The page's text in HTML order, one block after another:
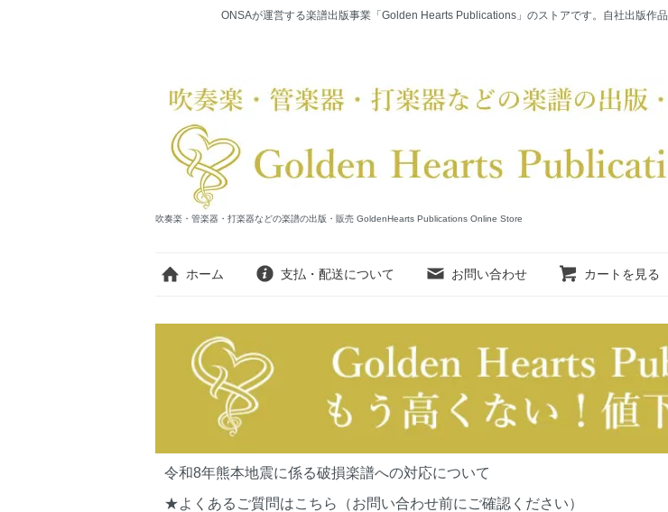
ONSAが運営する楽譜出版事業「Golden Hearts Publications」のストアです。自社出版作
吹奏楽・管楽器・打楽器などの楽譜の出版・販売 GoldenHearts Publications Online Store
ホーム 支払・配送について お問い合わせ カートを見る
令和8年熊本地震に係る破損楽譜への対応について
★よくあるご質問はこちら（お問い合わせ前にご確認ください）